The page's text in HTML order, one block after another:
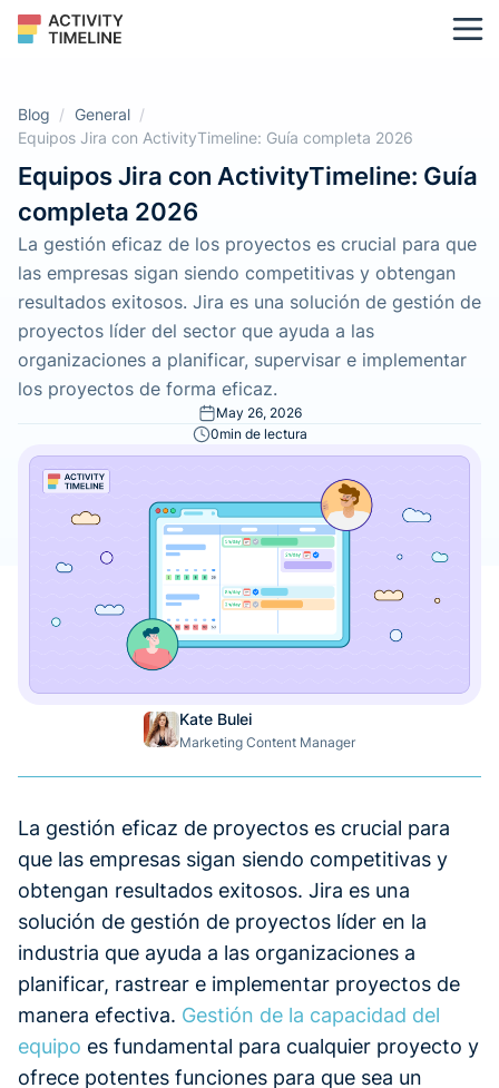
Blog / General /
Equipos Jira con ActivityTimeline: Guía completa 2026
Equipos Jira con ActivityTimeline: Guía
completa 2026
La gestión eficaz de los proyectos es crucial para que
las empresas sigan siendo competitivas y obtengan
resultados exitosos. Jira es una solución de gestión de
proyectos líder del sector que ayuda a las
organizaciones a planificar, supervisar e implementar
los proyectos de forma eficaz.
May 26, 2026
0min de lectura
Kate Bulei
Marketing Content Manager
La gestión eficaz de proyectos es crucial para
que las empresas sigan siendo competitivas y
obtengan resultados exitosos. Jira es una
solución de gestión de proyectos líder en la
industria que ayuda a las organizaciones a
planificar, rastrear e implementar proyectos de
manera efectiva. Gestión de la capacidad del
equipo es fundamental para cualquier proyecto y
ofrece potentes funciones para que sea un